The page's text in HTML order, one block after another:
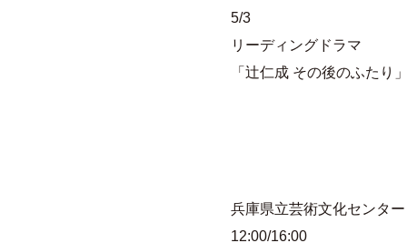
5/3
リーディングドラマ
「辻仁成 その後のふたり
兵庫県立芸術文化センター
12:00/16:00